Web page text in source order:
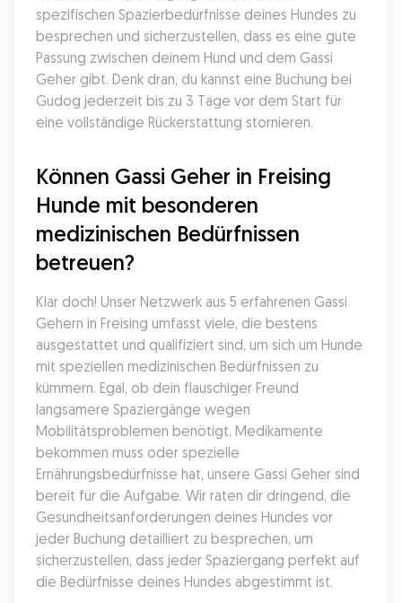
spezifischen Spazierbedürfnisse deines Hundes zu
besprechen und sicherzustellen, dass es eine gute
Passung zwischen deinem Hund und dem Gassi
Geher gibt. Denk dran, du kannst eine Buchung bei
Gudog jederzeit bis zu 3 Tage vor dem Start für
eine vollständige Rückerstattung stornieren.
Können Gassi Geher in Freising
Hunde mit besonderen
medizinischen Bedürfnissen
betreuen?
Klar doch! Unser Netzwerk aus 5 erfahrenen Gassi
Gehern in Freising umfasst viele, die bestens
ausgestattet und qualifiziert sind, um sich um Hunde
mit speziellen medizinischen Bedürfnissen zu
kümmern. Egal, ob dein flauschiger Freund
langsamere Spaziergänge wegen
Mobilitätsproblemen benötigt, Medikamente
bekommen muss oder spezielle
Ernährungsbedürfnisse hat, unsere Gassi Geher sind
bereit für die Aufgabe. Wir raten dir dringend, die
Gesundheitsanforderungen deines Hundes vor
jeder Buchung detailliert zu besprechen, um
sicherzustellen, dass jeder Spaziergang perfekt auf
die Bedürfnisse deines Hundes abgestimmt ist.